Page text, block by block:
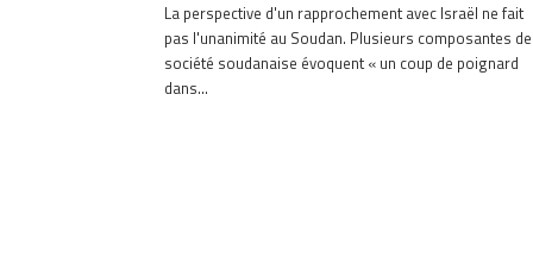
La perspective d'un rapprochement avec Israël ne fait
pas l'unanimité au Soudan. Plusieurs composantes
société soudanaise évoquent « un coup de poignard
dans...